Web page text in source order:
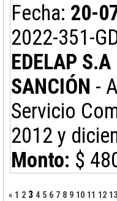
Fecha: 20-
2022-351-
EDELAP S.A
SANCIÓN -
Servicio
2012 y
Monto: $
« 1 2 3 4 5 6 7 8 9 10 11 12 13